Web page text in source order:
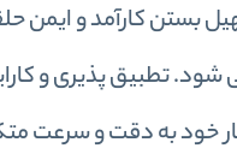
کارآمد و ایمن
خود به دقت و سرعت